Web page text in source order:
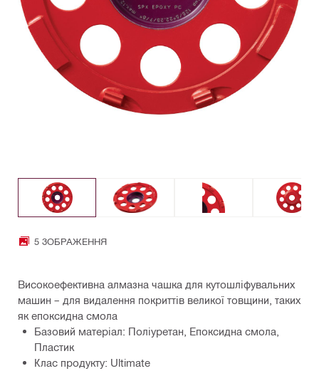
5 ЗОБРАЖЕННЯ
Високоефективна алмазна чашка для кутошліфувальних
машин – для видалення покриттів великої товщини, таких
як епоксидна смола
Базовий матеріал: Поліуретан, Епоксидна смола,
Пластик
Клас продукту: Ultimate